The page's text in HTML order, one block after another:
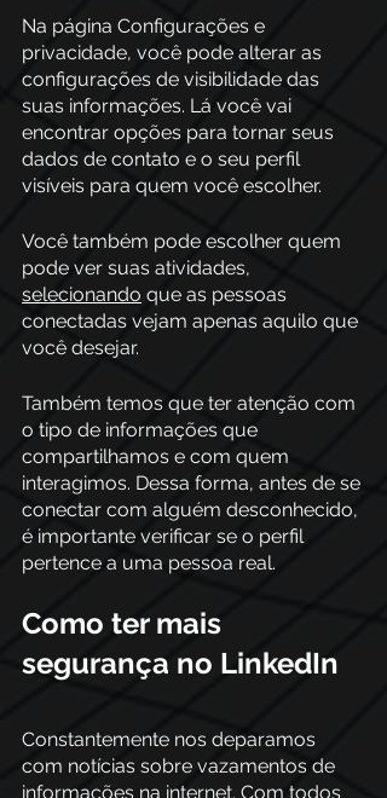
Na página Configurações e
privacidade, você pode alterar as
configurações de visibilidade das
suas informações. Lá você vai
encontrar opções para tornar seus
dados de contato e o seu perfil
visíveis para quem você escolher.
Você também pode escolher quem
pode ver suas atividades,
selecionando que as pessoas
conectadas vejam apenas aquilo que
você desejar.
Também temos que ter atenção com
o tipo de informações que
compartilhamos e com quem
interagimos. Dessa forma, antes de se
conectar com alguém desconhecido,
é importante verificar se o perfil
pertence a uma pessoa real.
Como ter mais
segurança no LinkedIn
Constantemente nos deparamos
com notícias sobre vazamentos de
informações na internet. Com todos